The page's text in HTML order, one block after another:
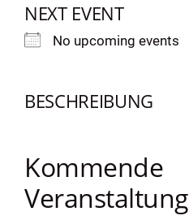
NEXT EVENT
No upcoming events
BESCHREIBUNG
Kommende